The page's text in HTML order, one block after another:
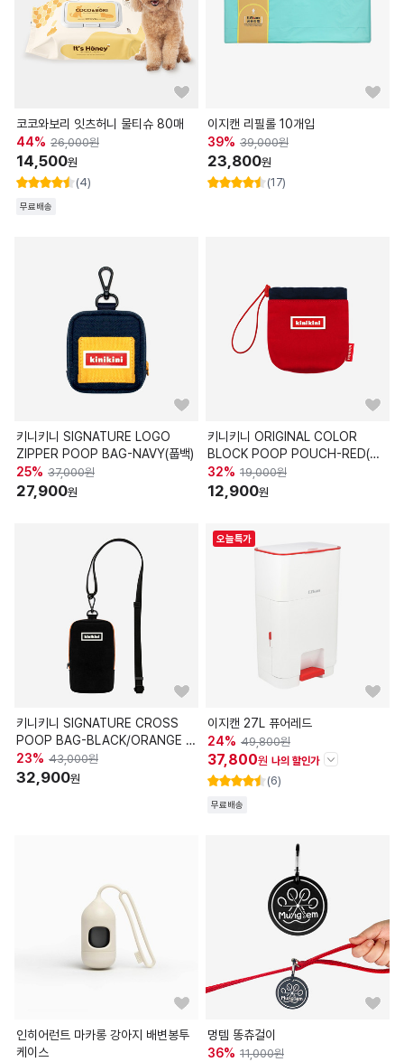
코코와보리 잇츠허니 물티슈 80매
44% 26,000원
14,500원
(4)
무료배송
이지캔 리필롤 10개입
39% 39,000원
23,800원
(17)
키니키니 SIGNATURE LOGO
ZIPPER POOP BAG-NAVY(풉백)
25% 37,000원
27,900원
키니키니 ORIGINAL COLOR
BLOCK POOP POUCH-RED(파
우치)
32% 19,000원
12,900원
키니키니 SIGNATURE CROSS
POOP BAG-BLACK/ORANGE 크
로스 풉백
23% 43,000원
32,900원
오늘특가
이지캔 27L 퓨어레드
24% 49,800원
37,800원 나의 할인가
판매가
(6)
무료배송
인히어런트 마카롱 강아지 배변봉투
케이스
멍템 똥츄걸이
36% 11,000원